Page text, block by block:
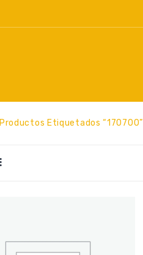
Productos Etiquetados “170700”